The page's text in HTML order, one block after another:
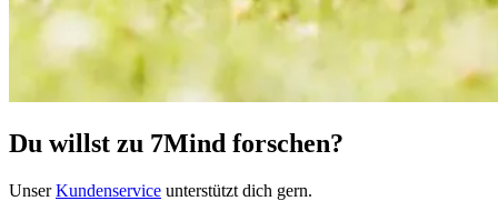
Du willst zu 7Mind forschen?
UnserKundenservice unterstützt dich gern.